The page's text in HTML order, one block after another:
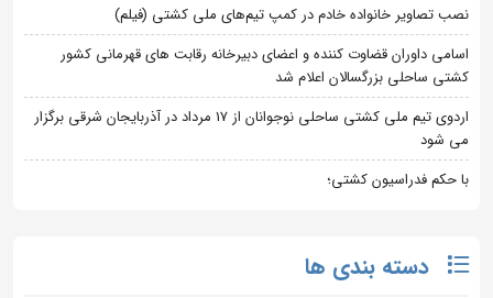
نصب تصاویر خانواده خادم در کمپ تیم‌های ملی کشتی (فیلم)
اسامی داوران قضاوت کننده و اعضای دبیرخانه رقابت های قهرمانی کشور
کشتی ساحلی بزرگسالان اعلام شد
اردوی تیم ملی کشتی ساحلی نوجوانان از 17 مرداد در آذربایجان شرقی برگزار
می شود
با حکم فدراسیون کشتی؛
دسته بندی ها